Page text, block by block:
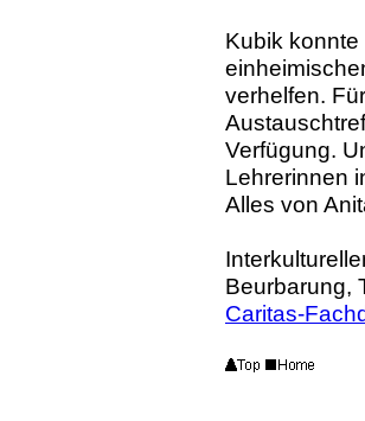
Kubik
verhelfen.
Verfügung.
Lehrerinnen
Alles von
Beurbarung,
Caritas-